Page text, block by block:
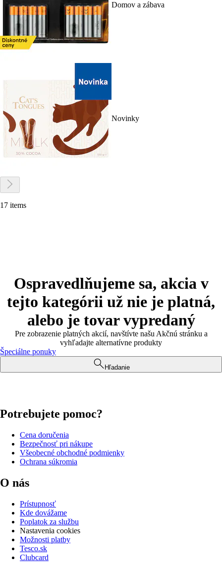
Domov a zábava
Novinky
17 items
Ospravedlňujeme sa, akcia v
tejto kategórii už nie je platná,
alebo je tovar vypredaný
Pre zobrazenie platných akcií, navštívte našu Akčnú stránku a
vyhľadajte alternatívne produkty
Špeciálne ponuky
Hľadanie
Potrebujete pomoc?
Cena doručenia
Bezpečnosť pri nákupe
Všeobecné obchodné podmienky
Ochrana súkromia
O nás
Prístupnosť
Kde dovážame
Poplatok za službu
Nastavenia cookies
Možnosti platby
Tesco.sk
Clubcard